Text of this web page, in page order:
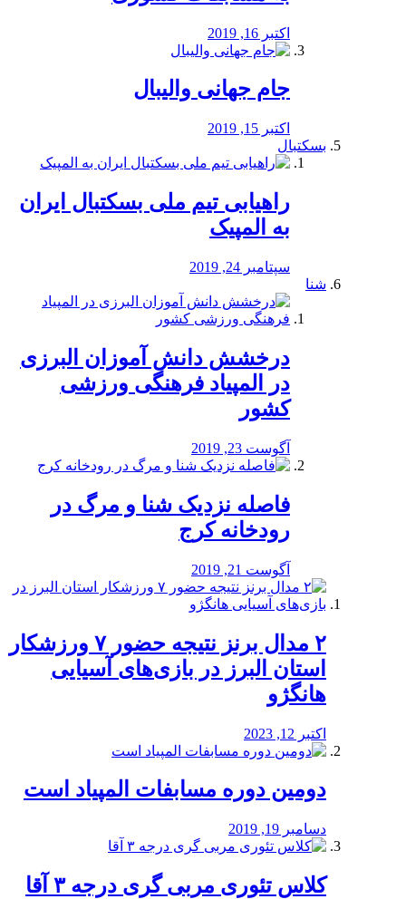
اکتبر 16, 2019
جام جهانی والیبال
اکتبر 15, 2019
بسکتبال
راهیابی تیم ملی بسکتبال ایران
به المپیک
سپتامبر 24, 2019
شنا
درخشش دانش آموزان البرزی
در المپیاد فرهنگی ورزشی
کشور
آگوست 23, 2019
️فاصله نزدیک شنا و مرگ در
رودخانه کرج
آگوست 21, 2019
۲ مدال برنز نتیجه حضور ۷ ورزشکار
استان البرز در بازی‌های آسیایی
هانگژو
اکتبر 12, 2023
دومین دوره مسابفات المپیاد است
دسامبر 19, 2019
کلاس تئوری مربی گری درجه ۳ آقا